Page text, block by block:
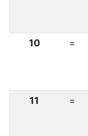
10 =
11 =